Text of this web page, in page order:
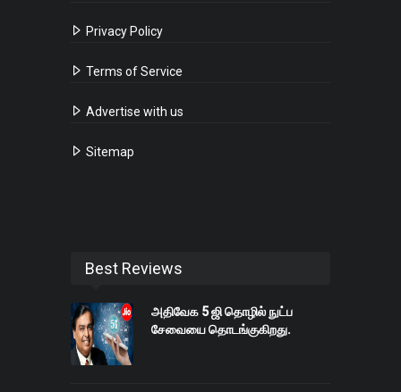
Privacy Policy
Terms of Service
Advertise with us
Sitemap
Best Reviews
அதிவேக 5 ஜி தொழில் நுட்ப
சேவையை தொடங்குகிறது.